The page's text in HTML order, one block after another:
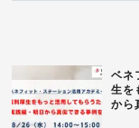
ベネ
生を
から